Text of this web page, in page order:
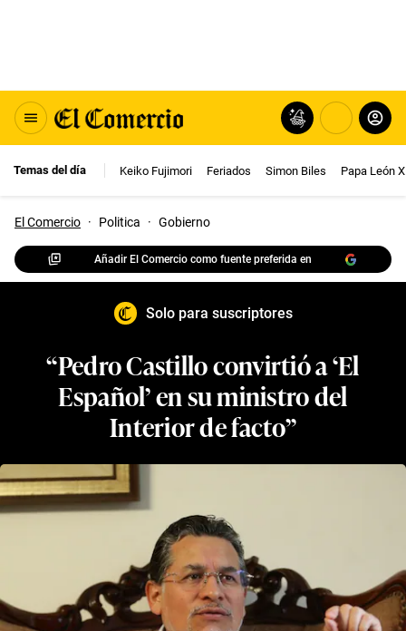
Temas del día Keiko Fujimori Feriados Simon Biles Papa León
El Comercio · Politica · Gobierno
Añadir El Comercio como fuente preferida en
Solo para suscriptores
“Pedro Castillo convirtió a ‘El
Español’ en su ministro del
Interior de facto”